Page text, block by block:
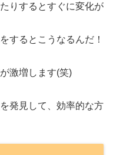
りするとすぐに変化が
するとこうなるんだ！
激増します(笑)
発見して、効率的な方